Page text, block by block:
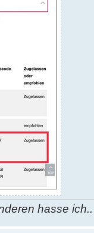
hasse ich..